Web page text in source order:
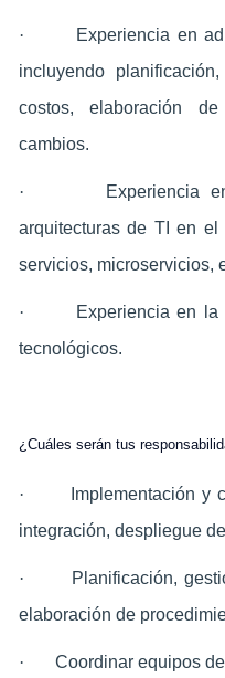
·
Experiencia en
incluyendo
costos, elaboración
cambios.
·
Experiencia
arquitecturas de TI en el
servicios, microservicios,
·
Experiencia en
tecnológicos.
¿Cuáles serán tus
·
Implementación y
integración, despliegue
·
Planificación,
elaboración de
· Coordinar equipos